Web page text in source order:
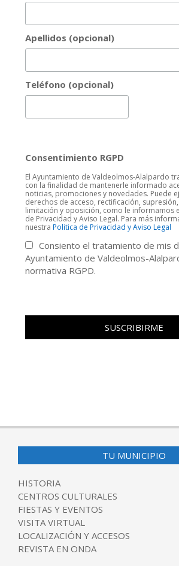
Apellidos (opcional)
Teléfono (opcional)
Consentimiento RGPD
El Ayuntamiento de Valdeolmos-Alalpardo
con la finalidad de mantenerle informado
noticias, promociones y novedades. Puede
derechos de acceso, rectificación,
limitación y oposición, como le informamos
de Privacidad y Aviso Legal. Para más
nuestra Politica de Privacidad y Aviso Legal
Consiento el tratamiento de mis
Ayuntamiento de Valdeolmos-
normativa RGPD.
TU MUNICIPIO
HISTORIA
CENTROS CULTURALES
FIESTAS Y EVENTOS
VISITA VIRTUAL
LOCALIZACIÓN Y ACCESOS
REVISTA EN ONDA